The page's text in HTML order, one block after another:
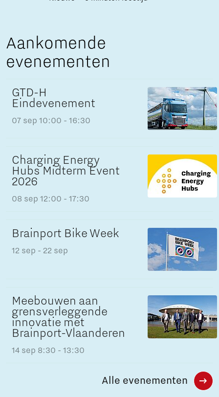
Aankomende
evenementen
GTD-H
Eindevenement
07 sep 10:00 - 16:30
Charging Energy
Hubs Midterm Event
2026
08 sep 12:00 - 17:30
Brainport Bike Week
12 sep - 22 sep
Meebouwen aan
grensverleggende
innovatie met
Brainport-Vlaanderen
14 sep 8:30 - 13:30
Alle evenementen